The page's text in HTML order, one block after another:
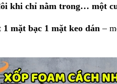
khi chỉ nằm trong… một
mặt bạc 1 mặt keo dán –